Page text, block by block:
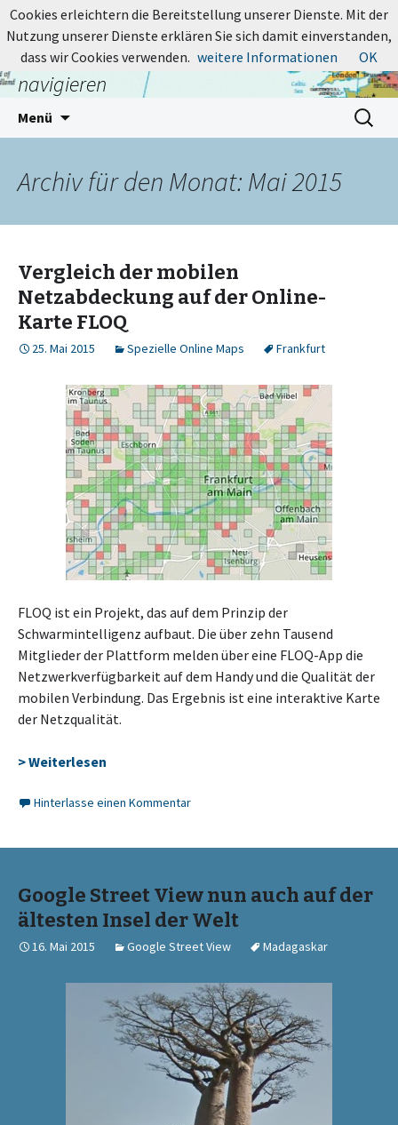
MapsBlog.de
Online-Karten: suchen, entdecken,
navigieren
Menü
Suchen
nach:
Archiv für den Monat: Mai 2015
Vergleich der mobilen
Netzabdeckung auf der Online-
Karte FLOQ
25. Mai 2015 Spezielle Online Maps Frankfurt
FLOQ ist ein Projekt, das auf dem Prinzip der
Schwarmintelligenz aufbaut. Die über zehn Tausend
Mitglieder der Plattform melden über eine FLOQ-App die
Netzwerkverfügbarkeit auf dem Handy und die Qualität der
mobilen Verbindung. Das Ergebnis ist eine interaktive Karte
der Netzqualität.
> Weiterlesen
Hinterlasse einen Kommentar
Google Street View nun auch auf der
ältesten Insel der Welt
16. Mai 2015 Google Street View Madagaskar
Cookies erleichtern die Bereitstellung unserer Dienste. Mit der
Nutzung unserer Dienste erklären Sie sich damit einverstanden,
dass wir Cookies verwenden. weitere Informationen OK